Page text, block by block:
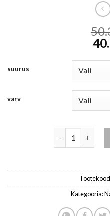
suurus
varv
Kategooria: